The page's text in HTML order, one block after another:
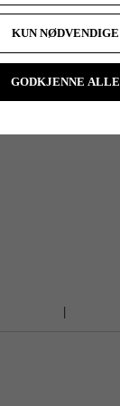
Regular2
KUN NØDVENDIGE
GODKJENNE ALLE